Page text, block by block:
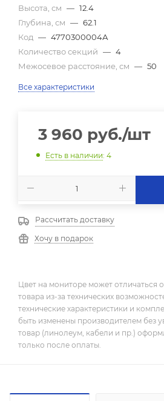
Высота, см — 12.4
Глубина, см — 62.1
Код — 4770300004А
Количество секций — 4
Межосевое расстояние, см — 50
Все характеристики
3 960 руб./шт
Есть в наличии: 4
Рассчитать доставку
Хочу в подарок
Цвет на мониторе может отличаться
товара из-за технических
технические характеристики и
быть изменены производителем без
товар (линолеум, кабели и пр.)
только после оплаты.